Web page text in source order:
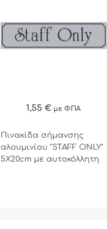
1,55 € με ΦΠΑ
Πινακίδα σήμανσης
αλουμινίου "STAFF ONLY"
5X20cm με αυτοκόλλητη